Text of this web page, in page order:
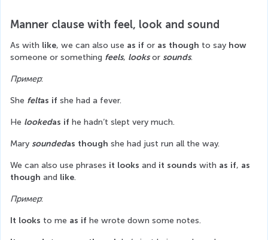
Manner clause with feel, look and sound
As with like, we can also use as if or as though to say how
someone or something feels, looks or sounds.
Пример:
She feltas if she had a fever.
He lookedas if he hadn’t slept very much.
Mary soundedas though she had just run all the way.
We can also use phrases it looks and it sounds with as if, as
though and like.
Пример:
It looks to me as if he wrote down some notes.